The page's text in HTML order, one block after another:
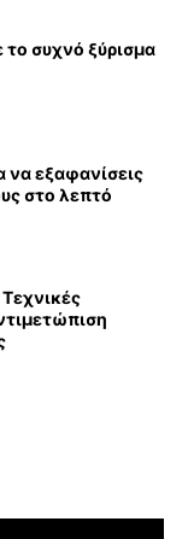
συχνό ξύρισμα
να εξαφανίσεις
στο λεπτό